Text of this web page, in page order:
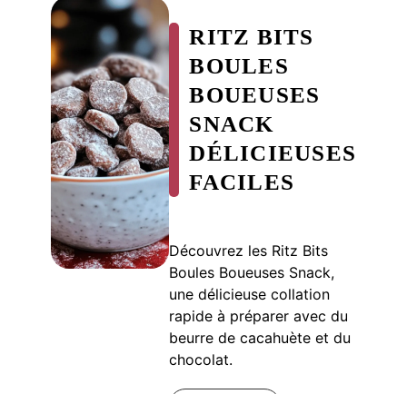
RITZ BITS
BOULES
BOUEUSES
SNACK
DÉLICIEUSES
FACILES
Découvrez les Ritz Bits
Boules Boueuses Snack,
une délicieuse collation
rapide à préparer avec du
beurre de cacahuète et du
chocolat.